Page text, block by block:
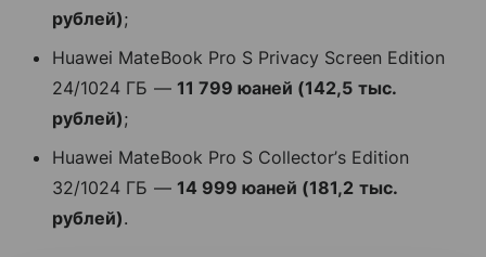
рублей);
Huawei MateBook Pro S Privacy Screen Edition
24/1024 ГБ — 11 799 юаней (142,5 тыс.
рублей);
Huawei MateBook Pro S Collector’s Edition
32/1024 ГБ — 14 999 юаней (181,2 тыс.
рублей).